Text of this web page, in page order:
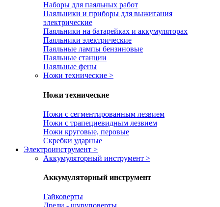
Наборы для паяльных работ
Паяльники и приборы для выжигания
электрические
Паяльники на батарейках и аккумуляторах
Паяльники электрические
Паяльные лампы бензиновые
Паяльные станции
Паяльные фены
Ножи технические >
Ножи технические
Ножи с сегментированным лезвием
Ножи с трапециевидным лезвием
Ножи круговые, перовые
Скребки ударные
Электроинструмент >
Аккумуляторный инструмент >
Аккумуляторный инструмент
Гайковерты